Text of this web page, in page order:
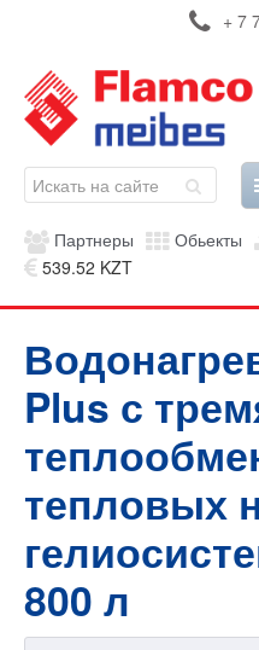
+ 7
Партнеры Обьекты
539.52 KZT
Plus с
тепловых
800 л